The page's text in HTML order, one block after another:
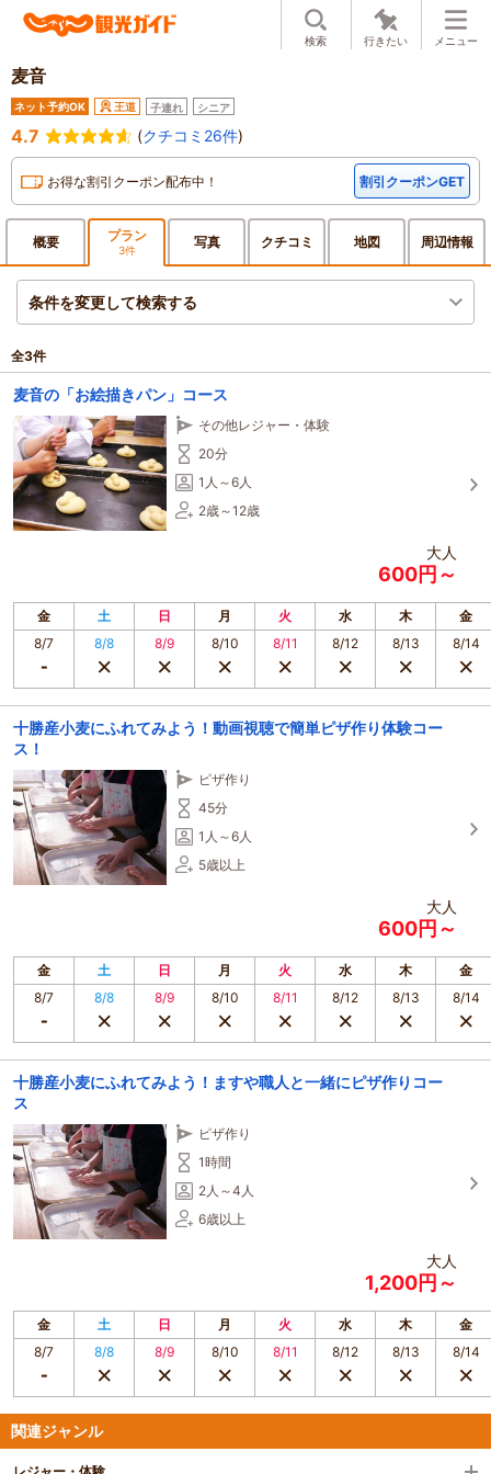
検索 行きたい メニュー
麦音
ネット予約OK 王道 子連れ シニア
4.7 (クチコミ26件)
お得な割引クーポン配布中！ 割引クーポンGET
概要 プラン
3件 写真 クチコミ 地図 周辺情報
条件を変更して検索する
全3件
麦音の「お絵描きパン」コース
その他レジャー・体験
20分
1人～6人
2歳～12歳
大人
600円～
金 土 日 月 火 水 木
金
8/7
8/8 8/9 8/10 8/11 8/12 8/13 8/14
十勝産小麦にふれてみよう！動画視聴で簡単ピザ作り体験コー
ス！
ピザ作り
45分
1人～6人
5歳以上
大人
600円～
金 土 日 月 火 水 木
金
8/7
8/8 8/9 8/10 8/11 8/12 8/13 8/14
十勝産小麦にふれてみよう！ますや職人と一緒にピザ作りコー
ス
ピザ作り
1時間
2人～4人
6歳以上
大人
1,200円～
金 土 日 月 火 水 木
金
8/7
8/8 8/9 8/10 8/11 8/12 8/13 8/14
関連ジャンル